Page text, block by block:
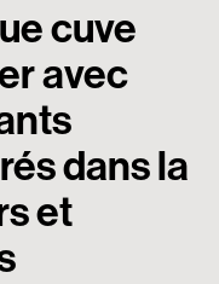
cuve
avec
dans la
et